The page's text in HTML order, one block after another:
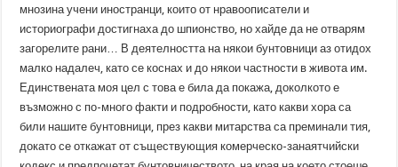
мнозина учени иностранци, които от нравоописатели и
историографи достигнаха до шпионство, но хайде да не отварям
загорелите рани… В деятелността на някои бунтовници аз отидох
малко надалеч, като се коснах и до някои частности в живота им.
Единствената моя цел с това е била да покажа, доколкото е
възможно с по-много факти и подробности, като какви хора са
били нашите бунтовници, през какви митарства са преминали тия,
докато се откажат от съществующия комерческо-занаятчийски